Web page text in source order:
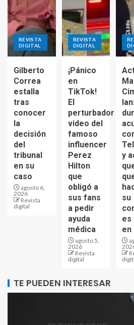
REVISTA
DIGITAL
Gilberto
Correa
estalla
tras
conocer
la
decisión
del
tribunal
en su
caso
agosto 6,
2026
Revista
digital
REVISTA
DIGITAL
¡Pánico
en
TikTok!
El
perturbador
video del
famoso
influencer
Perez
Hilton
que
obligó a
sus fans
a pedir
ayuda
médica
agosto 5,
2026
Revista
digital
y
su
es
en
TE PUEDEN INTERESAR